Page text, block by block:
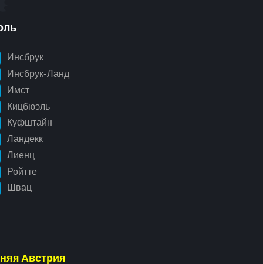
Инсбрук
Инсбрук-Ланд
Имст
Кицбюэль
Куфштайн
Ландекк
Лиенц
Ройтте
Швац
Австрия